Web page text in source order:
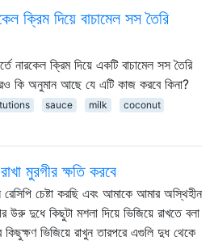
ক্রিম দিয়ে বাচামেল সস তৈরি
নারকেল ক্রিম দিয়ে একটি বাচামেল সস তৈরি
কি অনুমান আছে যে এটি কাজ করবে কিনা?
sauce milk
coconut
মুরগীর ক্ষতি করবে
চেষ্টা করছি এবং আমাকে আমার অস্থিহীন
উরু দুধে কিছুটা মশলা দিয়ে ভিজিয়ে রাখতে বলা
কিছুক্ষণ ভিজিয়ে রাখুন তারপরে এগুলি দুধ থেকে